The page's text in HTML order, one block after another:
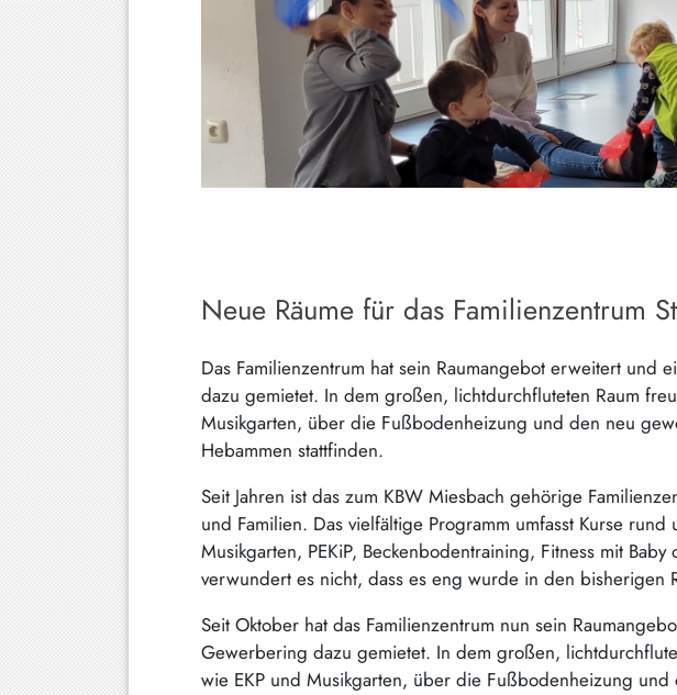
Neue Räume für das Familienzentrum
Das Familienzentrum hat sein Raumangebot erweitert
dazu gemietet. In dem großen, lichtdurchfluteten Raum
Musikgarten, über die Fußbodenheizung und den neu
Hebammen stattfinden.
Seit Jahren ist das zum KBW Miesbach gehörige
und Familien. Das vielfältige Programm umfasst Kurse
Musikgarten, PEKiP, Beckenbodentraining, Fitness mit
verwundert es nicht, dass es eng wurde in den bisherigen
Seit Oktober hat das Familienzentrum nun sein
Gewerbering dazu gemietet. In dem großen,
wie EKP und Musikgarten, über die Fußbodenheizung
Hausham
Holzkirchen
Hundham
Irschenberg
Kreuth
Leitzachtal
Miesbach
Neuhaus
Niklasreuth
Otterfing
Rottach-
Egern
Schaftlach
/
Waakirchen
Schliersee
Tegernsee